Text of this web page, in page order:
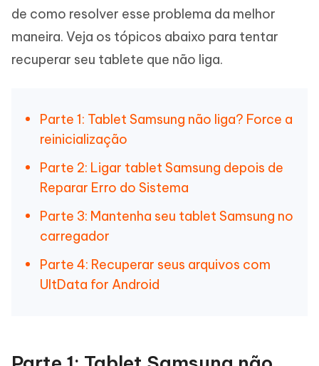
de como resolver esse problema da melhor
maneira. Veja os tópicos abaixo para tentar
recuperar seu tablete que não liga.
Parte 1: Tablet Samsung não liga? Force a
reinicialização
Parte 2: Ligar tablet Samsung depois de
Reparar Erro do Sistema
Parte 3: Mantenha seu tablet Samsung no
carregador
Parte 4: Recuperar seus arquivos com
UltData for Android